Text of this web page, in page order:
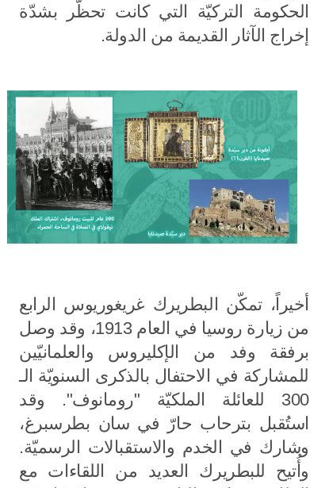
الحكومة التركيّة التي كانت تحظّر بشدّة
إخراج الآثار القديمة من الدولة.
أخيراً، تمكّن البطريرك غريغوريوس الرابع
من زيارة روسيا في العام 1913، وقد وصل
برفقة وفد من الإكليروس والعلمانيّين
للمشاركة في الاحتفال بالذكرى السنويّة الـ
300 للعائلة الملكيّة "رومانوف". وقد
استُقبل بترحاب حارّ في سان بطرسبرغ،
وشارك في الخدم والاستقبالات الرسميّة.
وأُتيح للبطريرك العديد من اللقاءات مع